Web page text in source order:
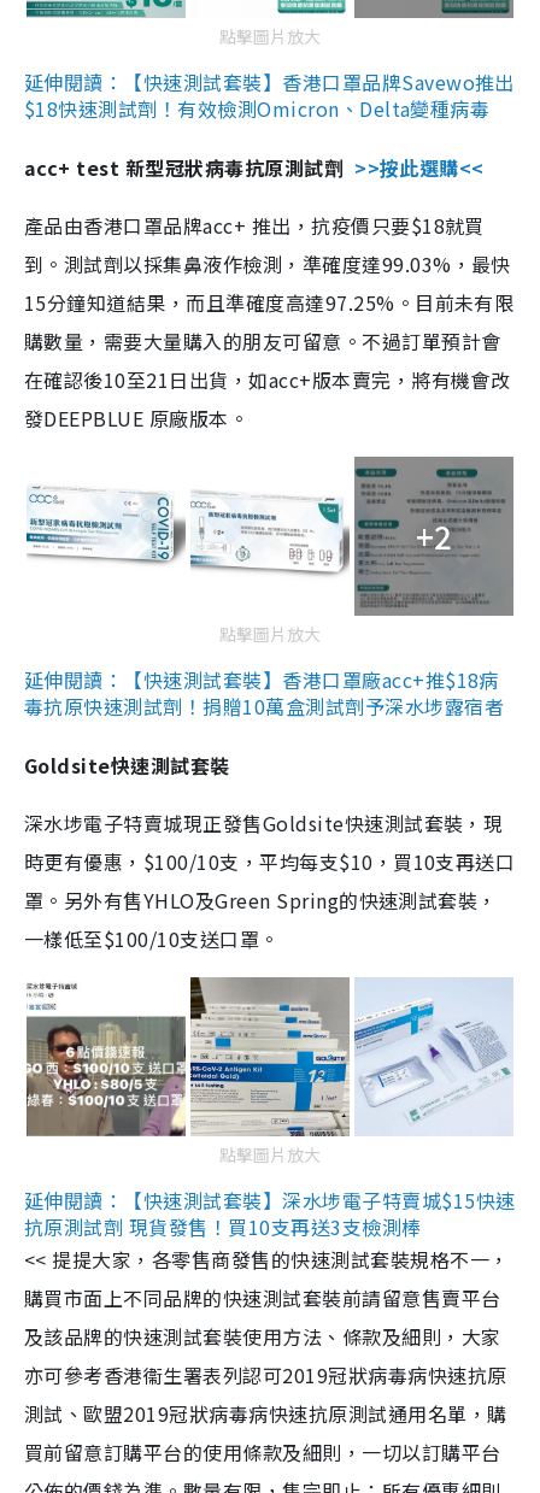
點擊圖片放大
延伸閱讀：【快速測試套裝】香港口罩品牌Savewo推出
$18快速測試劑！有效檢測Omicron、Delta變種病毒
acc+ test 新型冠狀病毒抗原測試劑 >>按此選購<<
產品由香港口罩品牌acc+ 推出，抗疫價只要$18就買
到。測試劑以採集鼻液作檢測，準確度達99.03%，最快
15分鐘知道結果，而且準確度高達97.25%。目前未有限
購數量，需要大量購入的朋友可留意。不過訂單預計會
在確認後10至21日出貨，如acc+版本賣完，將有機會改
發DEEPBLUE 原廠版本。
+2
點擊圖片放大
延伸閱讀：【快速測試套裝】香港口罩廠acc+推$18病
毒抗原快速測試劑！捐贈10萬盒測試劑予深水埗露宿者
Goldsite快速測試套裝
深水埗電子特賣城現正發售Goldsite快速測試套裝，現
時更有優惠，$100/10支，平均每支$10，買10支再送口
罩。另外有售YHLO及Green Spring的快速測試套裝，
一樣低至$100/10支送口罩。
點擊圖片放大
延伸閱讀：【快速測試套裝】深水埗電子特賣城$15快速
抗原測試劑 現貨發售！買10支再送3支檢測棒
<< 提提大家，各零售商發售的快速測試套裝規格不一，
購買市面上不同品牌的快速測試套裝前請留意售賣平台
及該品牌的快速測試套裝使用方法、條款及細則，大家
亦可參考香港衞生署表列認可2019冠狀病毒病快速抗原
測試、歐盟2019冠狀病毒病快速抗原測試通用名單，購
買前留意訂購平台的使用條款及細則，一切以訂購平台